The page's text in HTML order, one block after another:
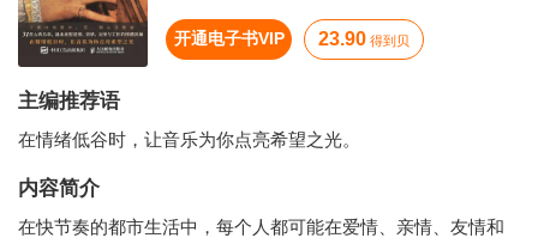
开通电子书VIP 23.90 得到贝
主编推荐语
在情绪低谷时，让音乐为你点亮希望之光。
内容简介
在快节奏的都市生活中，每个人都可能在爱情、亲情、友情和